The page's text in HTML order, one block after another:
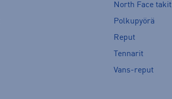
North Face takit
Polkupyörä
Reput
Tennarit
Vans-reput